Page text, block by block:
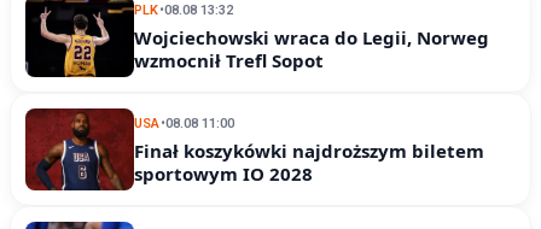
PLK•08.08 13:32
Wojciechowski wraca do Legii, Norweg
wzmocnił Trefl Sopot
USA•08.08 11:00
Finał koszykówki najdroższym biletem
sportowym IO 2028